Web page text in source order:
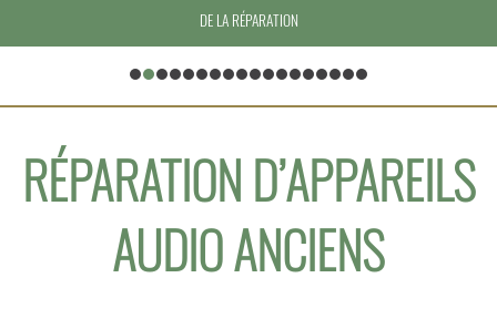
RÉPARATION D’APPAREILS
AUDIO ANCIENS